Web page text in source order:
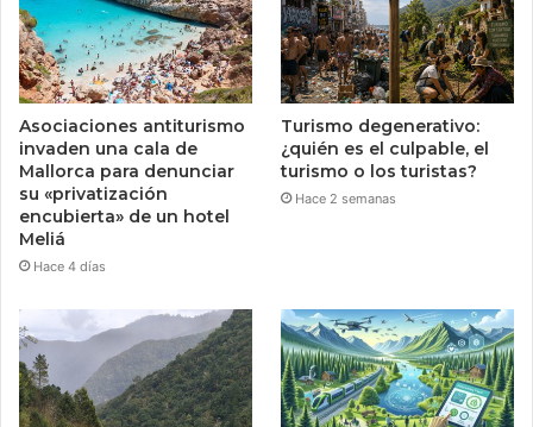
Asociaciones antiturismo
invaden una cala de
Mallorca para denunciar
su «privatización
encubierta» de un hotel
Meliá
Hace 4 días
Turismo degenerativo:
¿quién es el culpable, el
turismo o los turistas?
Hace 2 semanas